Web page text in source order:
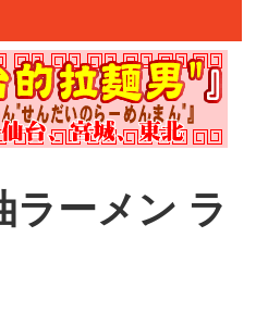
ラーメン ラ